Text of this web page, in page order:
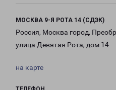
МОСКВА 9-Я РОТА 14 (СДЭК)
Россия, Москва город,
улица Девятая Рота, дом 14
на карте